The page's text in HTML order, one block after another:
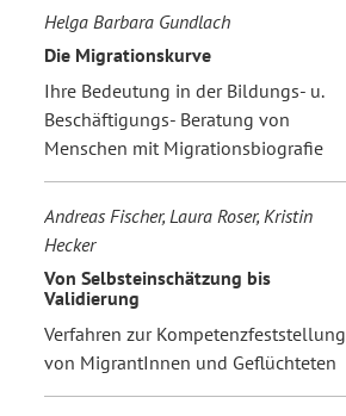
Helga Barbara Gundlach
Die Migrationskurve
Ihre Bedeutung in der Bildungs- u.
Beschäftigungs- Beratung von
Menschen mit Migrationsbiografie
Andreas Fischer, Laura Roser, Kristin
Hecker
Von Selbsteinschätzung bis
Validierung
Verfahren zur Kompetenzfeststellung
von MigrantInnen und Geflüchteten